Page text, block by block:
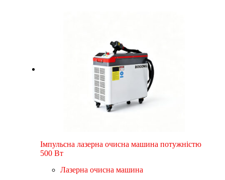
Імпульсна лазерна очисна машина потужністю
500 Вт
Лазерна очисна машина